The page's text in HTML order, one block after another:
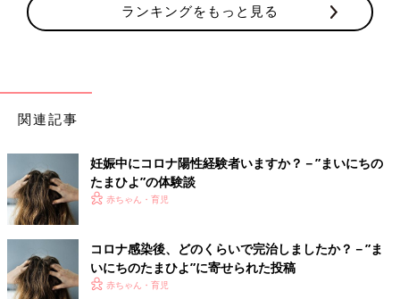
受診の目安
・ゼロゼロ音が徐々に少なくなり、元気で水分がとれる
○診療時間内に受診
・痰以外に発熱、鼻水、下痢、嘔吐などの症状がある。
・ゼロゼロ音がしているが、眠れている
・ゼロゼロ音が長引いている
ランキングをもっと見る
関連記事
妊娠中にコロナ陽性経験者いますか？－”まいにちの
たまひよ”の体験談
赤ちゃん・育児
コロナ感染後、どのくらいで完治しましたか？－”ま
いにちのたまひよ”に寄せられた投稿
赤ちゃん・育児